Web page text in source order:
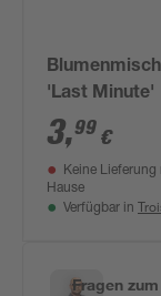
'Last Minute'
3,99 €
Keine Lieferung
Hause
Verfügbar in
Fragen